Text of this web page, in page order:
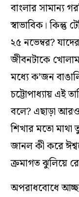
বাংলার সামান্য
স্বাভাবিক। কিন্তু
২৫ নভেম্বর?
জীবনটাকে
মধ্যে ক’জন
চট্টোপাধ্যায় এই
বলে? এছাড়া
শিখার মতো
জানল কী করে
ক্রমাগত ঝুলিয়ে
অপরাধবোধে